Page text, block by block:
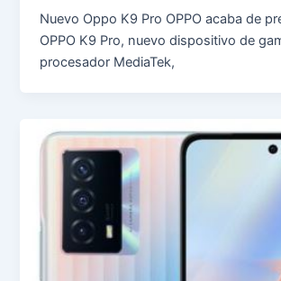
Nuevo Oppo K9 Pro OPPO acaba de
OPPO K9 Pro, nuevo dispositivo de
procesador MediaTek,